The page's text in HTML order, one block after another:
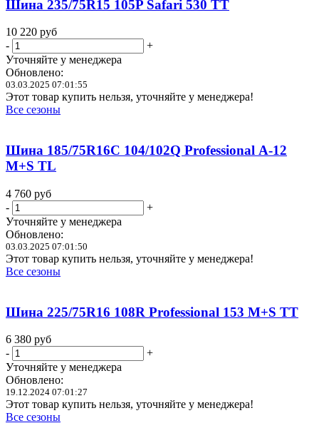
Шина 235/75R15 105P Safari 530 TT
10 220 руб
-
+
Уточняйте у менеджера
Обновлено:
03.03.2025 07:01:55
Этот товар купить нельзя, уточняйте у менеджера!
Все сезоны
Шина 185/75R16C 104/102Q Professional А-12
M+S TL
4 760 руб
-
+
Уточняйте у менеджера
Обновлено:
03.03.2025 07:01:50
Этот товар купить нельзя, уточняйте у менеджера!
Все сезоны
Шина 225/75R16 108R Professional 153 M+S TT
6 380 руб
-
+
Уточняйте у менеджера
Обновлено:
19.12.2024 07:01:27
Этот товар купить нельзя, уточняйте у менеджера!
Все сезоны